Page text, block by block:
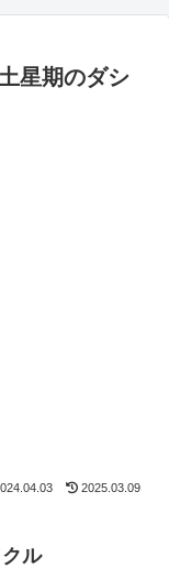
星期のダシ
2025.03.09
ル